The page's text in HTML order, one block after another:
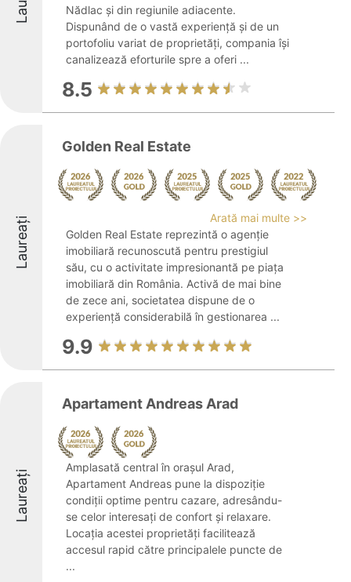
Nădlac și din regiunile adiacente.
Dispunând de o vastă experiență și de un
portofoliu variat de proprietăți, compania își
canalizează eforturile spre a oferi ...
8.5
Laureați
Golden Real Estate
Arată mai multe >>
Golden Real Estate reprezintă o agenție
imobiliară recunoscută pentru prestigiul
său, cu o activitate impresionantă pe piața
imobiliară din România. Activă de mai bine
de zece ani, societatea dispune de o
experiență considerabilă în gestionarea ...
9.9
Laureați
Apartament Andreas Arad
Amplasată central în orașul Arad,
Apartament Andreas pune la dispoziție
condiții optime pentru cazare, adresându-
se celor interesați de confort și relaxare.
Locația acestei proprietăți facilitează
accesul rapid către principalele puncte de
...